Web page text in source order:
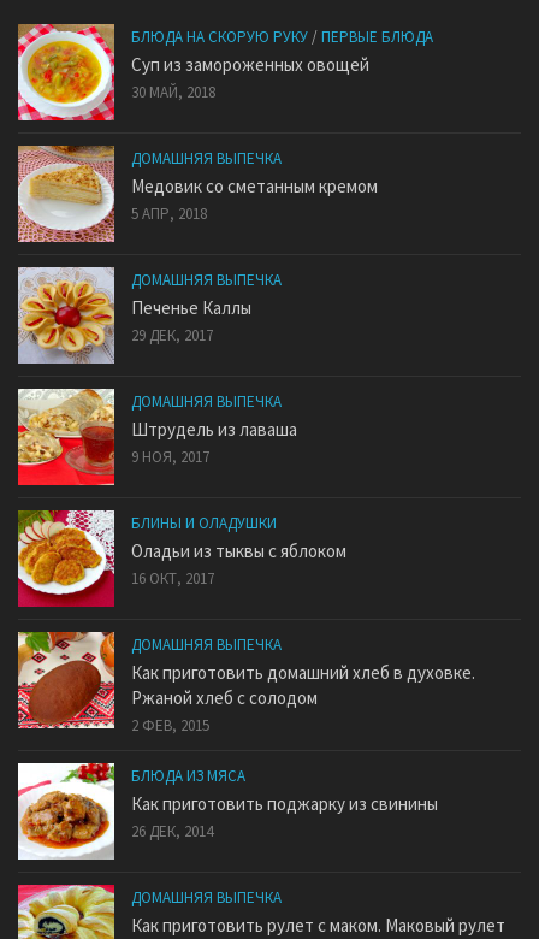
БЛЮДА НА СКОРУЮ РУКУ /ПЕРВЫЕ БЛЮДА
Суп из замороженных овощей
30 МАЙ, 2018
ДОМАШНЯЯ ВЫПЕЧКА
Медовик со сметанным кремом
5 АПР, 2018
ДОМАШНЯЯ ВЫПЕЧКА
Печенье Каллы
29 ДЕК, 2017
ДОМАШНЯЯ ВЫПЕЧКА
Штрудель из лаваша
9 НОЯ, 2017
БЛИНЫ И ОЛАДУШКИ
Оладьи из тыквы с яблоком
16 ОКТ, 2017
ДОМАШНЯЯ ВЫПЕЧКА
Как приготовить домашний хлеб в духовке.
Ржаной хлеб с солодом
2 ФЕВ, 2015
БЛЮДА ИЗ МЯСА
Как приготовить поджарку из свинины
26 ДЕК, 2014
ДОМАШНЯЯ ВЫПЕЧКА
Как приготовить рулет с маком. Маковый рулет